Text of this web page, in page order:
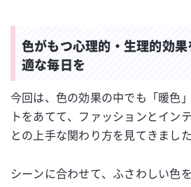
色がもつ心理的・生理的効
適な毎日を
今回は、色の効果の中でも「暖色
トをあてて、ファッションとイン
との上手な関わり方を見てきました
シーンに合わせて、ふさわしい色